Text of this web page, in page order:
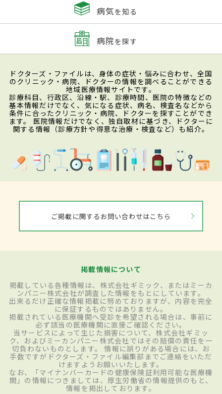
病気を知る
病院を探す
ドクターズ・ファイルは、身体の症状・悩みに合わせ、全国
のクリニック・病院、ドクターの情報を調べることができる
地域医療情報サイトです。
診療科目、行政区、沿線・駅、診療時間、医院の特徴などの
基本情報だけでなく、気になる症状、病名、検査名などから
条件に合ったクリニック・病院、ドクターを探すことができ
ます。 医院情報だけでなく、独自取材に基づき、ドクターに
関する情報（診療方針や得意な治療・検査など）も紹介。
ご掲載に関するお問い合わせはこちら
掲載情報について
掲載している各種情報は、株式会社ギミック、またはミーカ
ンパニー株式会社が調査した情報をもとにしています。
出来るだけ正確な情報掲載に努めておりますが、内容を完全
に保証するものではありません。
掲載されている医療機関へ受診を希望される場合は、事前に
必ず該当の医療機関に直接ご確認ください。
当サービスによって生じた損害について、株式会社ギミッ
ク、およびミーカンパニー株式会社ではその賠償の責任を一
切負わないものとします。 情報に誤りがある場合には、お
手数ですがドクターズ・ファイル編集部までご連絡をいただ
けますようお願いいたします。
なお、「マイナンバーカードの健康保険証利用可能な医療機
関」の情報につきましては、厚生労働省の情報提供のもと、
情報を掲出しております。